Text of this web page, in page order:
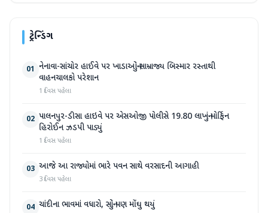
ટ્રેન્ડિંગ
01 નેનાવા-સાંચોર હાઈવે પર ખાડાઓનું સામ્રાજ્ય બિસ્માર રસ્તાથી
વાહનચાલકો પરેશાન
1 દિવસ પહેલા
02 પાલનપુર-ડીસા હાઇવે પર એસઓજી પોલીસે 19.80 લાખનું મોર્ફિન
હિરોઈન ઝડપી પાડ્યું
1 દિવસ પહેલા
03 આજે આ રાજ્યોમાં ભારે પવન સાથે વરસાદની આગાહી
3 દિવસ પહેલા
04 ચાંદીના ભાવમાં વધારો, સોનું પણ મોંઘુ થયું